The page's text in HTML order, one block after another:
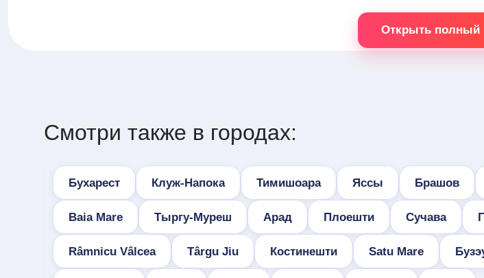
Открыть полный
Смотри также в городах:
Бухарест Клуж-Напока Тимишоара Яссы Брашов
Baia Mare Тыргу-Муреш Арад Плоешти Сучава
Râmnicu Vâlcea Târgu Jiu Костинешти Satu Mare